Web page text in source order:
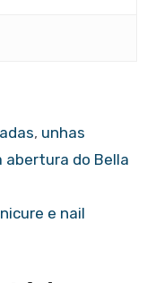
, unhas
abertura do Bella
e nail